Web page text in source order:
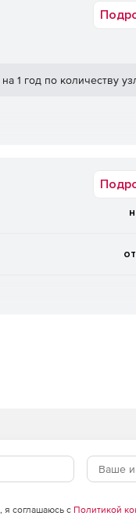
и уменьшить число
одном продукте.
и серверных
сценарии.
1 год по количеству
я соглашаюсь с Политикой